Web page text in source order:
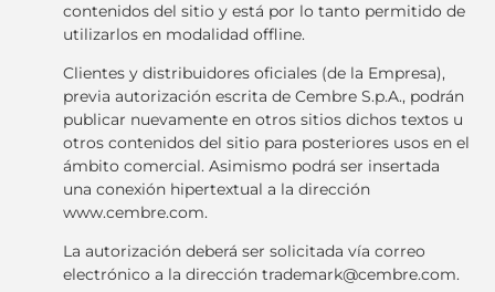
contenidos del sitio y está por lo tanto permitido de
utilizarlos en modalidad offline.
Clientes y distribuidores oficiales (de la Empresa),
previa autorización escrita de Cembre S.p.A., podrán
publicar nuevamente en otros sitios dichos textos u
otros contenidos del sitio para posteriores usos en el
ámbito comercial. Asimismo podrá ser insertada
una conexión hipertextual a la dirección
www.cembre.com.
La autorización deberá ser solicitada vía correo
electrónico a la dirección trademark@cembre.com.